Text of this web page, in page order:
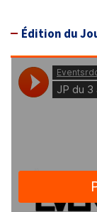
Édition du